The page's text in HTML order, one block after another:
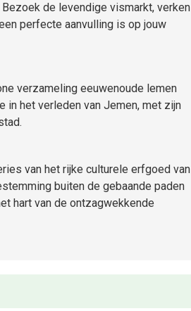
de levendige vismarkt, verken
perfecte aanvulling is op jouw
verzameling eeuwenoude lemen
in het verleden van Jemen, met zijn
van het rijke culturele erfgoed van
buiten de gebaande paden
hart van de ontzagwekkende